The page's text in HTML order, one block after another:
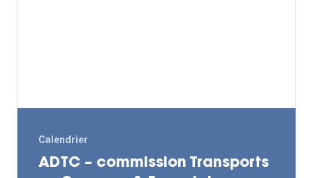
Calendrier
ADTC – commission Transports